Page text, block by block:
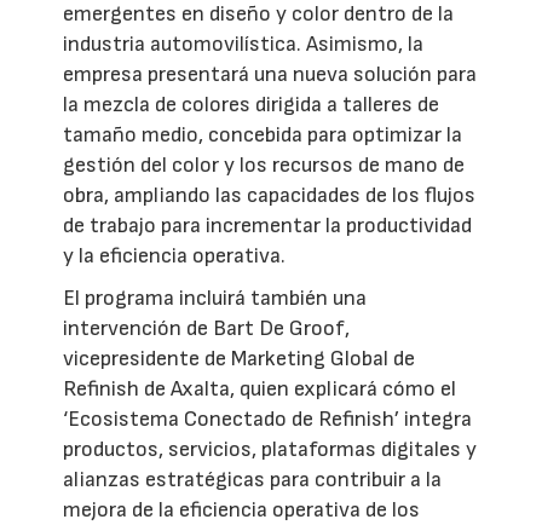
emergentes en diseño y color dentro de la
industria automovilística. Asimismo, la
empresa presentará una nueva solución para
la mezcla de colores dirigida a talleres de
tamaño medio, concebida para optimizar la
gestión del color y los recursos de mano de
obra, ampliando las capacidades de los flujos
de trabajo para incrementar la productividad
y la eficiencia operativa.
El programa incluirá también una
intervención de Bart De Groof,
vicepresidente de Marketing Global de
Refinish de Axalta, quien explicará cómo el
‘Ecosistema Conectado de Refinish’ integra
productos, servicios, plataformas digitales y
alianzas estratégicas para contribuir a la
mejora de la eficiencia operativa de los